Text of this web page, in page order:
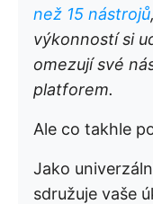
než 15 nástrojů
výkonností si
omezují své
platforem.
Ale co takhle
Jako
sdružuje vaše